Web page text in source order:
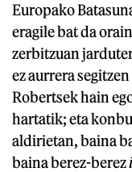
Europako
eragile bat da
zerbitzuan
ez aurrera
Robertsek hain
hartatik; eta
aldirietan, baina
baina berez-berez